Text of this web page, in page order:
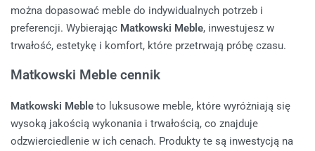
można dopasować meble do indywidualnych potrzeb i
preferencji. Wybierając Matkowski Meble, inwestujesz w
trwałość, estetykę i komfort, które przetrwają próbę czasu.
Matkowski Meble cennik
Matkowski Meble to luksusowe meble, które wyróżniają się
wysoką jakością wykonania i trwałością, co znajduje
odzwierciedlenie w ich cenach. Produkty te są inwestycją na